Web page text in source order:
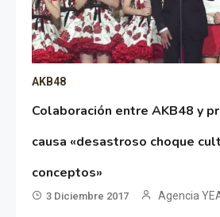
AKB48
Colaboración entre AKB48 y
causa «desastroso choque
conceptos»
3 Diciembre 2017 Agencia